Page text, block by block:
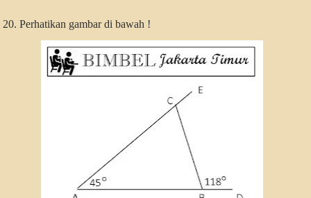
20. Perhatikan gambar di bawah !